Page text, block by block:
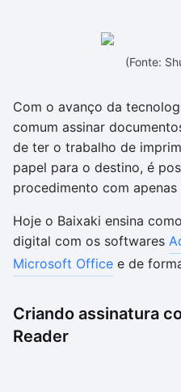
(Fonte:
Com o avanço da
comum assinar
de ter o trabalho de
papel para o destino, é
procedimento com
Hoje o Baixaki ensina
digital com os softwares
Microsoft Office e de
Criando assinatura
Reader